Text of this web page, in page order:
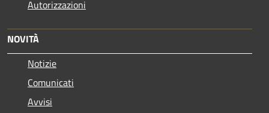
Autorizzazioni
NOVITÀ
Notizie
Comunicati
Avvisi